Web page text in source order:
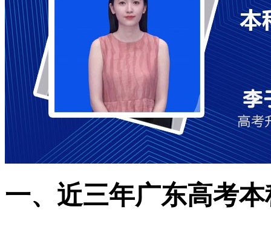
一、近三年广东高考